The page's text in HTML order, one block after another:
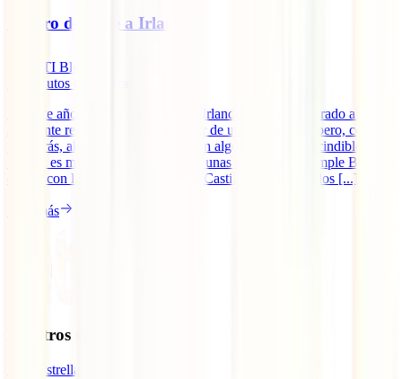
Seguro de viaje a Irlanda
IATI Blog
minutos de lectura
Durante años, el seguro de viaje a Irlanda se ha considerado algo
altamente recomendable para gozar de un viaje seguro pero, como
ya sabrás, ahora se ha convertido en algo 100% imprescindible.
Irlanda es mucho más que tomarse unas pintas en el Temple Bar. Te
espera con lugares únicos como el Castillo de Blanrey, los [...]
Leer más
Nuestros seguros
IATI Estrella